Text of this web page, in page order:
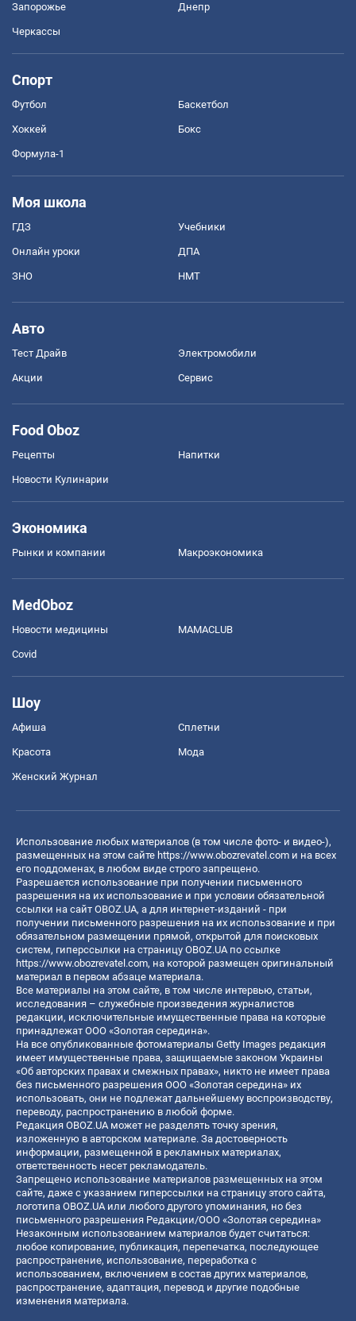
Запорожье Днепр
Черкассы
Спорт
Футбол Баскетбол
Хоккей Бокс
Формула-1
Моя школа
ГДЗ Учебники
Онлайн уроки ДПА
ЗНО НМТ
Авто
Тест Драйв Электромобили
Акции Сервис
Food Oboz
Рецепты Напитки
Новости Кулинарии
Экономика
Рынки и компании Mакроэкономика
MedOboz
Новости медицины MAMACLUB
Covid
Шоу
Афиша Сплетни
Красота Мода
Женский Журнал
Использование любых материалов (в том числе фото- и видео-),
размещенных на этом сайте https://www.obozrevatel.com и на всех
его поддоменах, в любом виде строго запрещено.
Разрешается использование при получении письменного
разрешения на их использование и при условии обязательной
ссылки на сайт OBOZ.UA, а для интернет-изданий - при
получении письменного разрешения на их использование и при
обязательном размещении прямой, открытой для поисковых
систем, гиперссылки на страницу OBOZ.UA по ссылке
https://www.obozrevatel.com, на которой размещен оригинальный
материал в первом абзаце материала.
Все материалы на этом сайте, в том числе интервью, статьи,
исследования – служебные произведения журналистов
редакции, исключительные имущественные права на которые
принадлежат ООО «Золотая середина».
На все опубликованные фотоматериалы Getty Images редакция
имеет имущественные права, защищаемые законом Украины
«Об авторских правах и смежных правах», никто не имеет права
без письменного разрешения ООО «Золотая середина» их
использовать, они не подлежат дальнейшему воспроизводству,
переводу, распространению в любой форме.
Редакция OBOZ.UA может не разделять точку зрения,
изложенную в авторском материале. За достоверность
информации, размещенной в рекламных материалах,
ответственность несет рекламодатель.
Запрещено использование материалов размещенных на этом
сайте, даже с указанием гиперссылки на страницу этого сайта,
логотипа OBOZ.UA или любого другого упоминания, но без
письменного разрешения Редакции/ООО «Золотая середина»
Незаконным использованием материалов будет считаться:
любое копирование, публикация, перепечатка, последующее
распространение, использование, переработка с
использованием, включением в состав других материалов,
распространение, адаптация, перевод и другие подобные
изменения материала.